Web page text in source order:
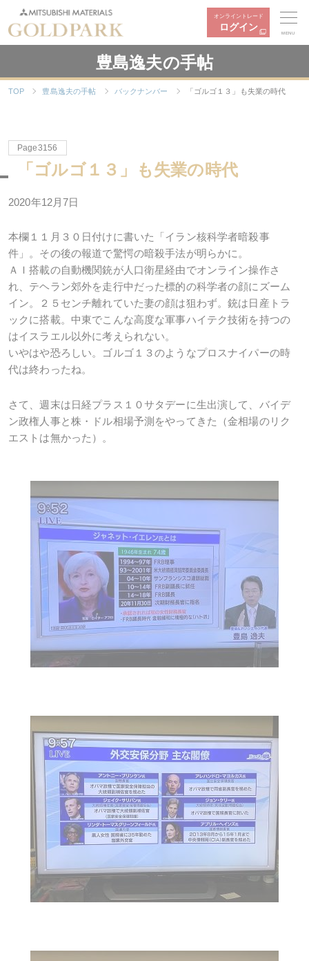
オンライントレード
ログイン
MENU
豊島逸夫の手帖
TOP 豊島逸夫の手帖 バックナンバー 「ゴルゴ１３」も失業の時代
Page3156
「ゴルゴ１３」も失業の時代
2020年12月7日
本欄１１月３０日付けに書いた「イラン核科学者暗殺事
件」。その後の報道で驚愕の暗殺手法が明らかに。
ＡＩ搭載の自動機関銃が人口衛星経由でオンライン操作さ
れ、テヘラン郊外を走行中だった標的の科学者の顔にズーム
イン。２５センチ離れていた妻の顔は狙わず。銃は日産トラ
ックに搭載。中東でこんな高度な軍事ハイテク技術を持つの
はイスラエル以外に考えられない。
いやはや恐ろしい。ゴルゴ１３のようなプロスナイパーの時
代は終わったね。
さて、週末は日経プラス１０サタデーに生出演して、バイデ
ン政権人事と株・ドル相場予測をやってきた（金相場のリク
エストは無かった）。